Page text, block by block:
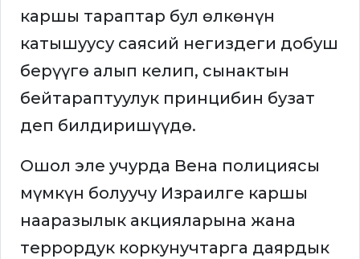
каршы тараптар бул өлкөнүн
катышуусу саясий негиздеги добуш
берүүгө алып келип, сынактын
бейтараптуулук принцибин бузат
деп билдиришүүдө.
Ошол эле учурда Вена полициясы
мүмкүн болуучу Израилге каршы
нааразылык акцияларына жана
террордук коркунучтарга даярдык